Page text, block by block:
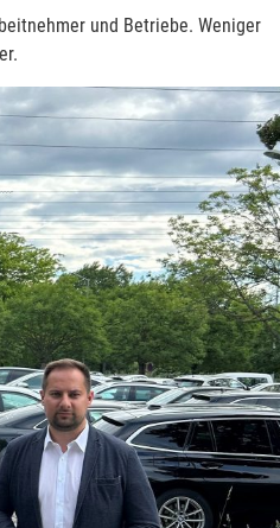
und Betriebe. Weniger